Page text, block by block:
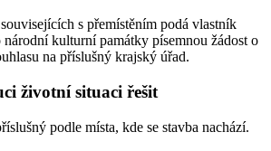
s přemístěním podá vlastník
kulturní památky písemnou žádost o
na příslušný krajský úřad.
životní situaci řešit
podle místa, kde se stavba nachází.